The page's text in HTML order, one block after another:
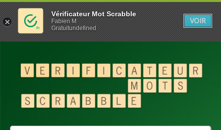
Vérificateur Mot Scrabble
Fabien M
Gratuitundefined
VOIR